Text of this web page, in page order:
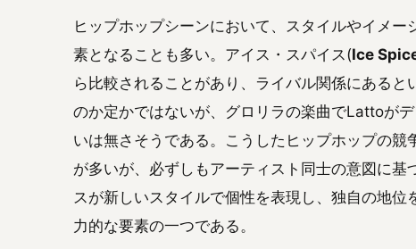
ヒップホップシーンにおいて、スタイルやイメ
素となることも多い。アイス・スパイス(Ice
ら比較されることがあり、ライバル関係にある
のか定かではないが、グロリラの楽曲でLattoが
いは無さそうである。こうしたヒップホップの
が多いが、必ずしもアーティスト同士の意図に
スが新しいスタイルで個性を表現し、独自の地
力的な要素の一つである。